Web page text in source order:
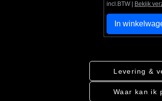
incl.BTW Bekijk
In
Levering &
Waar kan ik